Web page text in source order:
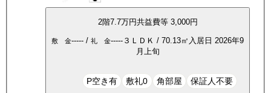
2階7.7万円共益費等 3,000円
敷 金----- / 礼 金----- ３ＬＤＫ / 70.13㎡ 入居日 2026年9
月上旬
P空き有 敷礼0 角部屋 保証人不要